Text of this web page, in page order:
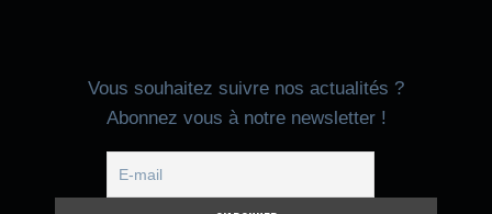
Vous souhaitez suivre nos actualités ?
Abonnez vous à notre newsletter !